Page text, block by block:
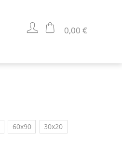
0,00 €
60x90
30x20